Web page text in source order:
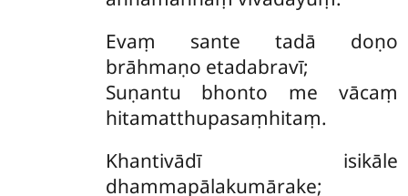
Evaṃ sante tadā doṇo
brāhmaṇo etadabravī;
Suṇantu bhonto me vācaṃ
hitamatthupasaṃhitaṃ.
Khantivādī isikāle
dhammapālakumārake;